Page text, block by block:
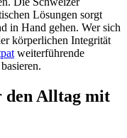
Lösungen sorgt
in Hand gehen. Wer sich
körperlichen Integrität
weiterführende
den Alltag mit